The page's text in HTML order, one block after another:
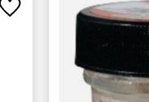
Lägg till i favoriter